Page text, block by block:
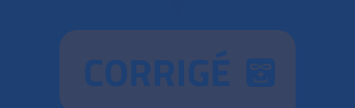
CORRIGÉ